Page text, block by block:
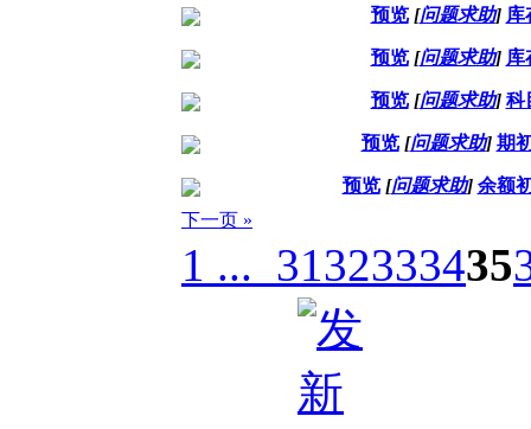
预览 [问题求助] 库
预览 [问题求助] 库
预览 [问题求助] 科
预览 [问题求助] 期
预览 [问题求助] 余额
下一页 »
1 ... 31 32333435